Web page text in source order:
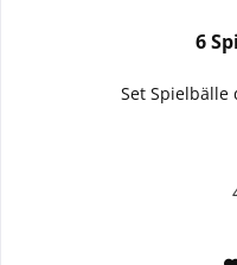
6
Set Spielbälle